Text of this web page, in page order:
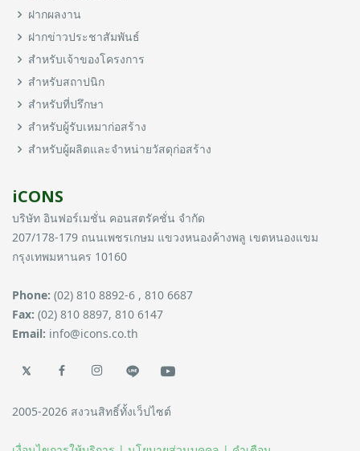
ฝากผลงาน
ฝากข่าวประชาสัมพันธ์
สำหรับเจ้าของโครงการ
สำหรับสถาปนิก
สำหรับที่ปรึกษา
สำหรับผู้รับเหมาก่อสร้าง
สำหรับผู้ผลิตและจำหน่ายวัสดุก่อสร้าง
iCONS
บริษัท อินฟอร์เมชั่น คอนสตรัคชั่น จำกัด
207/178-179 ถนนเพชรเกษม แขวงหนองค้างพลู เขตหนองแขม
กรุงเทพมหานคร 10160
Phone: (02) 810 8892-6 , 810 6687
Fax: (02) 810 8897, 810 6147
Email: info@icons.co.th
2005-2026 สงวนสิทธิ์ทั้งเว็ปไซต์